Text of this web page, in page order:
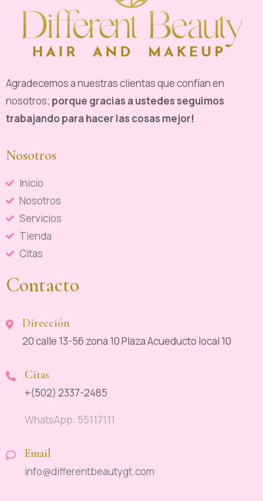
Agradecemos a nuestras clientas que confían en
nosotros; porque gracias a ustedes seguimos
trabajando para hacer las cosas mejor!
Nosotros
Inicio
Nosotros
Servicios
Tienda
Citas
Contacto
Dirección
20 calle 13-56 zona 10 Plaza Acueducto local 10
Citas
+(502) 2337-2485
WhatsApp: 55117111
Email
info@differentbeautygt.com